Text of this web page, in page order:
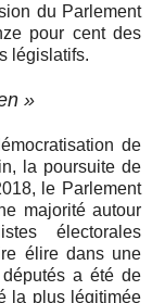
du Parlement
pour cent des
législatifs.
»
de
la poursuite de
le Parlement
majorité autour
électorales
élire dans une
a été de
la plus légitimée